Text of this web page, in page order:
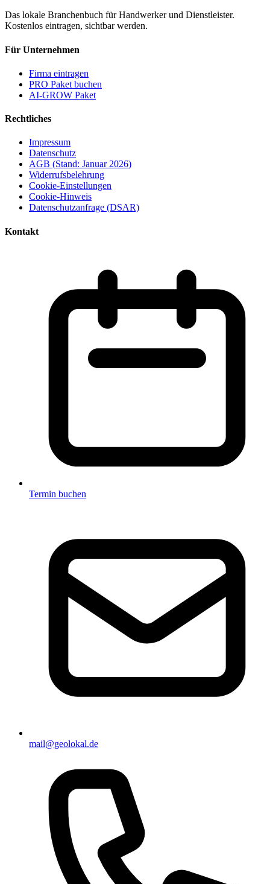
Das lokale Branchenbuch für Handwerker und Dienstleister.
Kostenlos eintragen, sichtbar werden.
Für Unternehmen
Firma eintragen
PRO Paket buchen
AI-GROW Paket
Rechtliches
Impressum
Datenschutz
AGB (Stand: Januar 2026)
Widerrufsbelehrung
Cookie-Einstellungen
Cookie-Hinweis
Datenschutzanfrage (DSAR)
Kontakt
Termin buchen
mail@geolokal.de